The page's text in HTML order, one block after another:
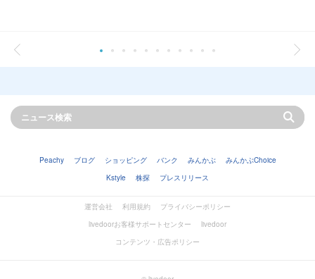
Peachy ブログ ショッピング バンク みんかぶ
みんかぶChoice
Kstyle
株探 プレスリリース
運営会社 利用規約
プライバシーポリシー
livedoorお客様サポートセンター
livedoor
コンテンツ・広告ポリシー